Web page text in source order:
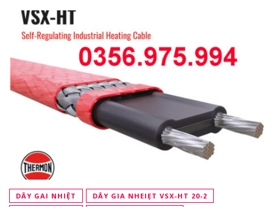
DÂY GAI NHIỆT
DÂY GIA NHEIẸT VSX-HT 20-2